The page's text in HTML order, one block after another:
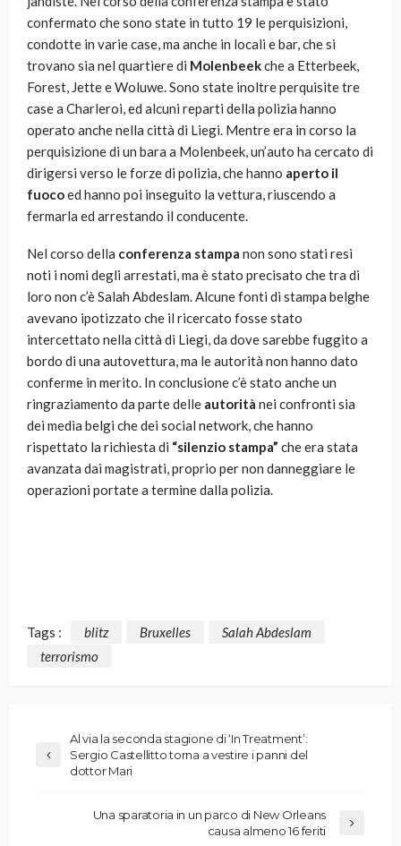
confermato che sono state in tutto 19 le perquisizioni,
condotte in varie case, ma anche in locali e bar, che si
trovano sia nel quartiere di Molenbeekche a Etterbeek,
Forest, Jette e Woluwe. Sono state inoltre perquisite tre
case a Charleroi, ed alcuni reparti della polizia hanno
operato anche nella città di Liegi. Mentre era in corso la
perquisizione di un bara a Molenbeek, un’auto ha cercato di
dirigersi verso le forze di polizia, che hanno aperto il
fuocoed hanno poi inseguito la vettura, riuscendo a
fermarla ed arrestando il conducente.
Nel corso della conferenza stampa non sono stati resi
noti i nomi degli arrestati, ma è stato precisato che tra di
loro non c’è Salah Abdeslam. Alcune fonti di stampa belghe
avevano ipotizzato che il ricercato fosse stato
intercettato nella città di Liegi, da dove sarebbe fuggito a
bordo di una autovettura, ma le autorità non hanno dato
conferme in merito. In conclusione c’è stato anche un
ringraziamento da parte delle autorità nei confronti sia
dei media belgi che dei social network, che hanno
rispettato la richiesta di “silenzio stampa” che era stata
avanzata dai magistrati, proprio per non danneggiare le
operazioni portate a termine dalla polizia.
Tags : blitz Bruxelles
Salah Abdeslam
terrorismo
Al via la seconda stagione di ‘In Treatment’:
Sergio Castellitto torna a vestire i panni del
dottor Mari
Una sparatoria in un parco di New Orleans
causa almeno 16 feriti